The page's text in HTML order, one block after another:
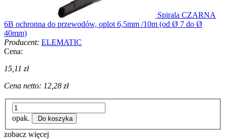
Spirala CZARNA
6B ochronna do przewodów, oplot 6,5mm /10m (od Ø 7 do Ø
40mm)
Producent: ELEMATIC
Cena:
15,11 zł
Cena netto: 12,28 zł
opak. Do koszyka
zobacz więcej